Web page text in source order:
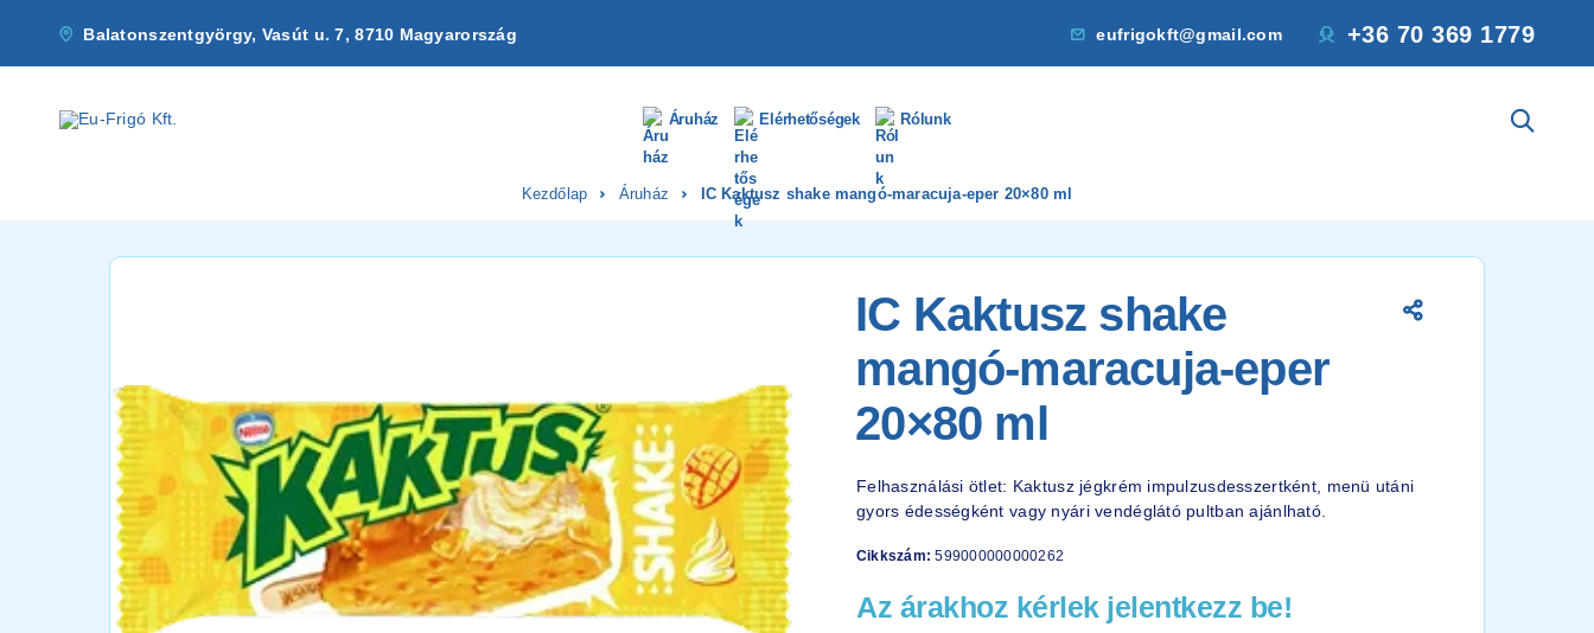
Balatonszentgyörgy, Vasút u. 7, 8710 Magyarország eufrigokft@gmail.com +36 70 369 1779
Áruház Elérhetőségek Rólunk
Kezdőlap Áruház IC Kaktusz shake mangó-maracuja-eper 20×80 ml
IC Kaktusz shake
mangó-maracuja-eper
20×80 ml
Felhasználási ötlet: Kaktusz jégkrém impulzusdesszertként, menü utáni
gyors édességként vagy nyári vendéglátó pultban ajánlható.
Cikkszám:599000000000262
Az árakhoz kérlek jelentkezz be!